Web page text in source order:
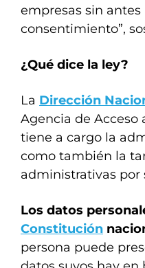
empresas sin
consentimiento”,
¿Qué dice la ley?
La Dirección
Agencia de Acceso
tiene a cargo la
como también la
administrativas
Los datos
Constitución
persona puede